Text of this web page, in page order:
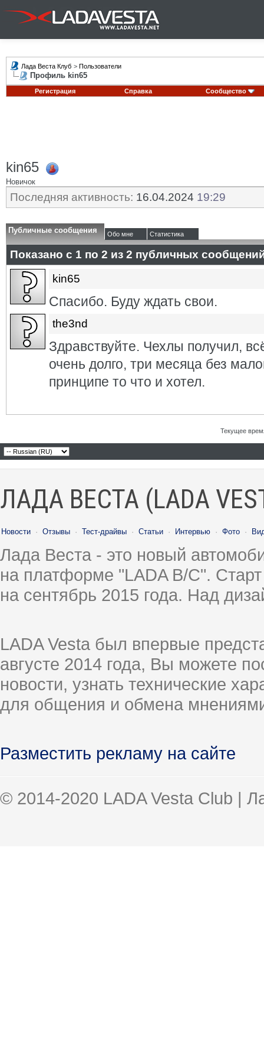
Лада Веста Клуб > Пользователи
Профиль kin65
Регистрация Справка Сообщество
kin65
Новичок
Последняя активность: 16.04.2024 19:29
Публичные сообщения Обо мне Статистика
Показано с 1 по 2 из 2 публичных
kin65
Спасибо. Буду ждать свои.
the3nd
Здравствуйте. Чехлы получил,
очень долго, три месяца без
принципе то что и хотел.
Текущее
ЛАДА ВЕСТА (LADA
Новости · Отзывы · Тест-драйвы · Статьи · Интервью · Фото ·
Лада Веста - это новый
на платформе "LADA B/C".
на сентябрь 2015 года. Над
LADA Vesta был впервые
августе 2014 года, Вы можете
новости, узнать технические
для общения и обмена
Разместить рекламу на сайте
© 2014-2020 LADA Vesta Club |